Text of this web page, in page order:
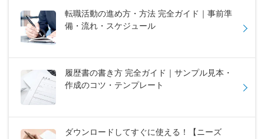
転職活動の進め方・方法 完全ガイド｜事前準
備・流れ・スケジュール
履歴書の書き方 完全ガイド｜サンプル見本・
作成のコツ・テンプレート
ダウンロードしてすぐに使える！【ニーズ